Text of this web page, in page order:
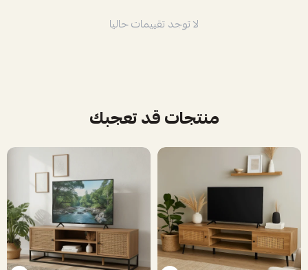
لا توجد تقييمات حاليا
منتجات قد تعجبك